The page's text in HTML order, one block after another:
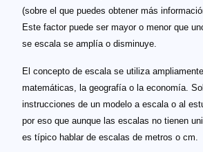
(sobre el que puedes obtener más
Este factor puede ser mayor o menor que
se escala se amplía o disminuye.
El concepto de escala se utiliza
matemáticas, la geografía o la economía.
instrucciones de un modelo a escala o al
por eso que aunque las escalas no tienen
es típico hablar de escalas de metros o cm.